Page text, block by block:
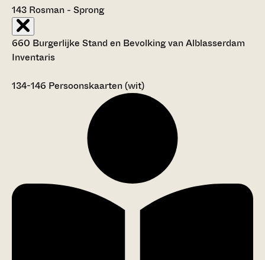
143 Rosman - Sprong
660 Burgerlijke Stand en Bevolking van Alblasserdam
Inventaris
134-146 Persoonskaarten (wit)